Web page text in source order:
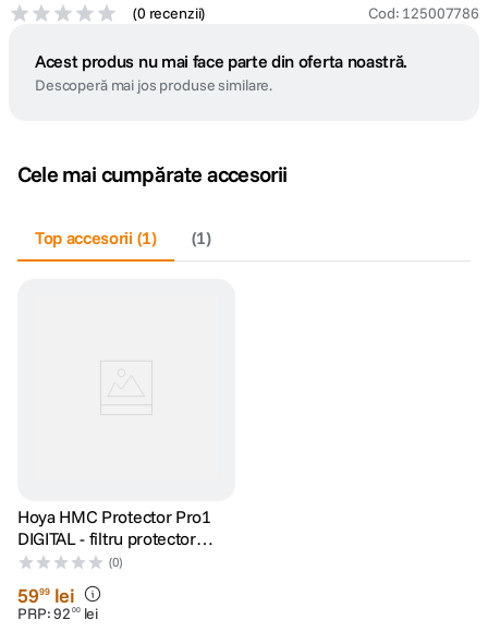
(0 recenzii) Cod: 125007786
Acest produs nu mai face parte din oferta noastră.
Descoperă mai jos produse similare.
Cele mai cumpărate accesorii
Top accesorii (1) (1)
Hoya HMC Protector Pro1
DIGITAL - filtru protector
40.5mm
(0)
5999 lei
PRP:92 00 lei